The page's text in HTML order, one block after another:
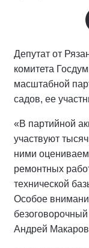
Депутат от
комитета
масштабной
садов, ее
«В партийной
участвуют
ними оцениваем
ремонтных
технической
Особое
Андрей